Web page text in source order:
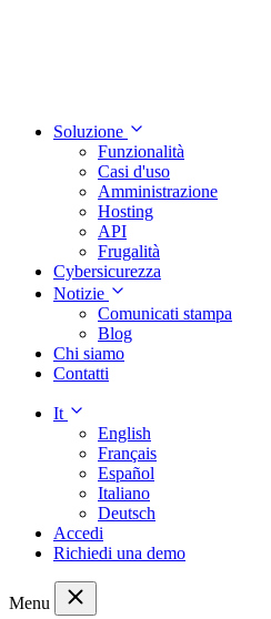
Soluzione
Funzionalità
Casi d'uso
Amministrazione
Hosting
API
Frugalità
Cybersicurezza
Notizie
Comunicati stampa
Blog
Chi siamo
Contatti
It
English
Français
Español
Italiano
Deutsch
Accedi
Richiedi una demo
Menu